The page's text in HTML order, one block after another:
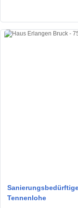
Tennenlohe